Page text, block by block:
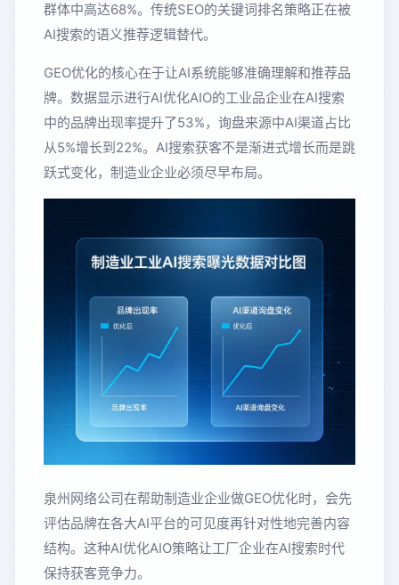
群体中高达68%。传统SEO的关键词排名策略正在被
AI搜索的语义推荐逻辑替代。
GEO优化的核心在于让AI系统能够准确理解和推荐品
牌。数据显示进行AI优化AIO的工业品企业在AI搜索
中的品牌出现率提升了53%，询盘来源中AI渠道占比
从5%增长到22%。AI搜索获客不是渐进式增长而是跳
跃式变化，制造业企业必须尽早布局。
泉州网络公司在帮助制造业企业做GEO优化时，会先
评估品牌在各大AI平台的可见度再针对性地完善内容
结构。这种AI优化AIO策略让工厂企业在AI搜索时代
保持获客竞争力。